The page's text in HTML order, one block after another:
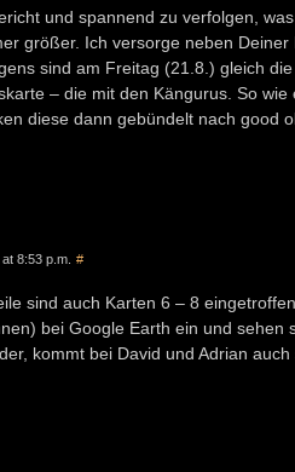
und spannend zu verfolgen,
größer. Ich versorge neben
sind am Freitag (21.8.) gleich
– die mit den Kängurus. So
diese dann gebündelt nach good
8:53 p.m. #
sind auch Karten 6 – 8
bei Google Earth ein und sehen
kommt bei David und Adrian